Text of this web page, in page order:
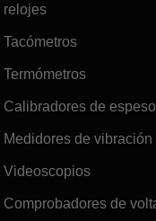
relojes
Tacómetros
Termómetros
Calibradores de
Medidores de vibración
Videoscopios
Comprobadores de